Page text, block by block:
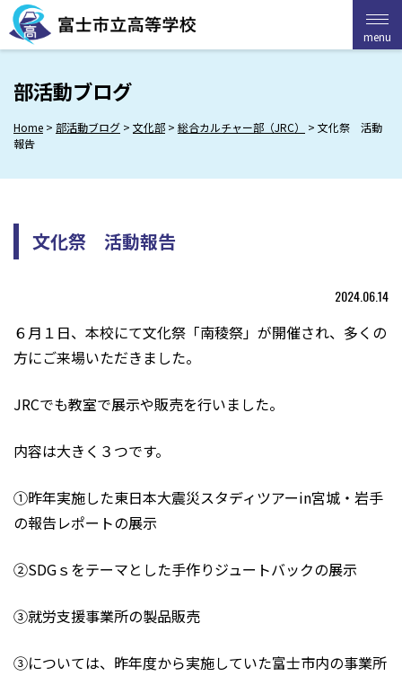
Skip
to
content
部活動ブログ
Home > 部活動ブログ > 文化部 > 総合カルチャー部（JRC） > 文化祭 活動
報告
文化祭 活動報告
2024.06.14
６月１日、本校にて文化祭「南稜祭」が開催され、多くの
方にご来場いただきました。
JRCでも教室で展示や販売を行いました。
内容は大きく３つです。
①昨年実施した東日本大震災スタディツアーin宮城・岩手
の報告レポートの展示
②SDGｓをテーマとした手作りジュートバックの展示
③就労支援事業所の製品販売
③については、昨年度から実施していた富士市内の事業所
menu
menu